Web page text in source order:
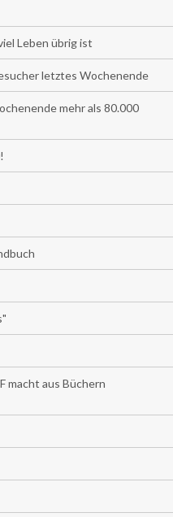
Leben übrig ist
letztes Wochenende
mehr als 80.000
macht aus Büchern